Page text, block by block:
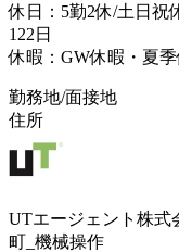
休日：5勤2休/土日祝
122日
休暇：GW休暇・夏
勤務地/面接地
住所
UTエージェント株
町_機械操作